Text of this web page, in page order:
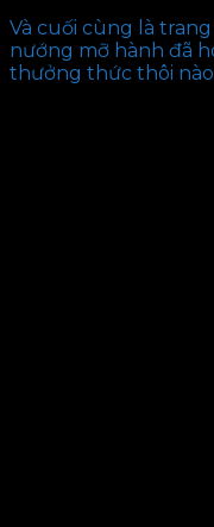
Và cuối cùng là
nướng mỡ hành đã
thưởng thức thôi